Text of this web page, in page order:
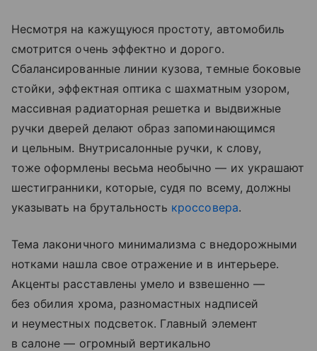
Несмотря на кажущуюся простоту, автомобиль
смотрится очень эффектно и дорого.
Сбалансированные линии кузова, темные боковые
стойки, эффектная оптика с шахматным узором,
массивная радиаторная решетка и выдвижные
ручки дверей делают образ запоминающимся
и цельным. Внутрисалонные ручки, к слову,
тоже оформлены весьма необычно — их украшают
шестигранники, которые, судя по всему, должны
указывать на брутальность кроссовера.
Тема лаконичного минимализма с внедорожными
нотками нашла свое отражение и в интерьере.
Акценты расставлены умело и взвешенно —
без обилия хрома, разномастных надписей
и неуместных подсветок. Главный элемент
в салоне — огромный вертикально